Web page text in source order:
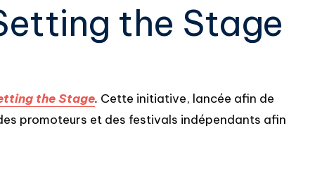
the Stage
the Stage. Cette initiative, lancée afin de
promoteurs et des festivals indépendants afin